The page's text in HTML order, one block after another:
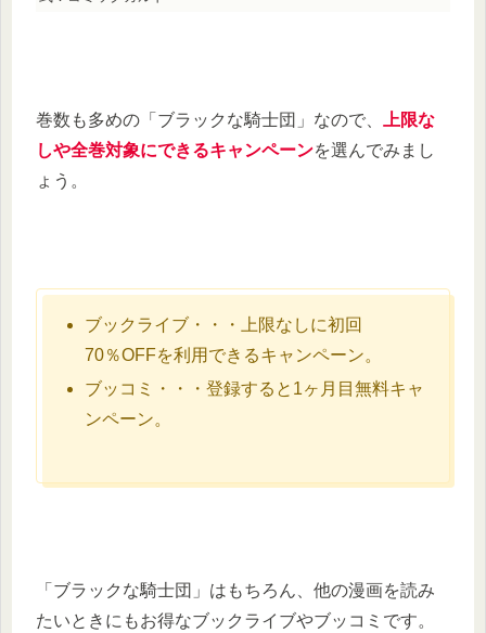
巻数も多めの「ブラックな騎士団」なので、
上限な
しや全巻対象にできるキャンペーンを選んでみまし
ょう。
ブックライブ・・・上限なしに初回
70％OFFを利用できるキャンペーン。
ブッコミ・・・登録すると1ヶ月目無料キャ
ンペーン。
「ブラックな騎士団」はもちろん、他の漫画を読み
たいときにもお得なブックライブやブッコミです。